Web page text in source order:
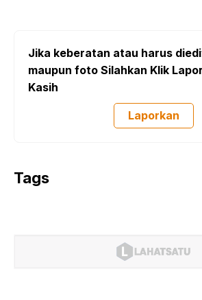
Jika keberatan atau harus
maupun foto Silahkan Klik
Kasih
Laporkan
Tags